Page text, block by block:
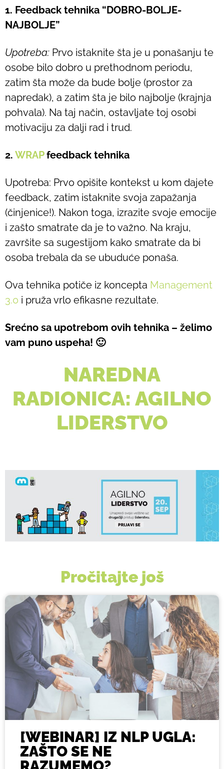
1. Feedback tehnika “DOBRO-BOLJE-
NAJBOLJE”
Upotreba: Prvo istaknite šta je u ponašanju te
osobe bilo dobro u prethodnom periodu,
zatim šta može da bude bolje (prostor za
napredak), a zatim šta je bilo najbolje (krajnja
pohvala). Na taj način, ostavljate toj osobi
motivaciju za dalji rad i trud.
2. WRAPfeedback tehnika
Upotreba: Prvo opišite kontekst u kom dajete
feedback, zatim istaknite svoja zapažanja
(činjenice!). Nakon toga, izrazite svoje emocije
i zašto smatrate da je to važno. Na kraju,
završite sa sugestijom kako smatrate da bi
osoba trebala da se ubuduće ponaša.
Ova tehnika potiče iz koncepta Management
3.0 i pruža vrlo efikasne rezultate.
Srećno sa upotrebom ovih tehnika – želimo
vam puno uspeha! 🙂
NAREDNA
RADIONICA: AGILNO
LIDERSTVO
Pročitajte još
[WEBINAR] IZ NLP UGLA:
ZAŠTO SE NE